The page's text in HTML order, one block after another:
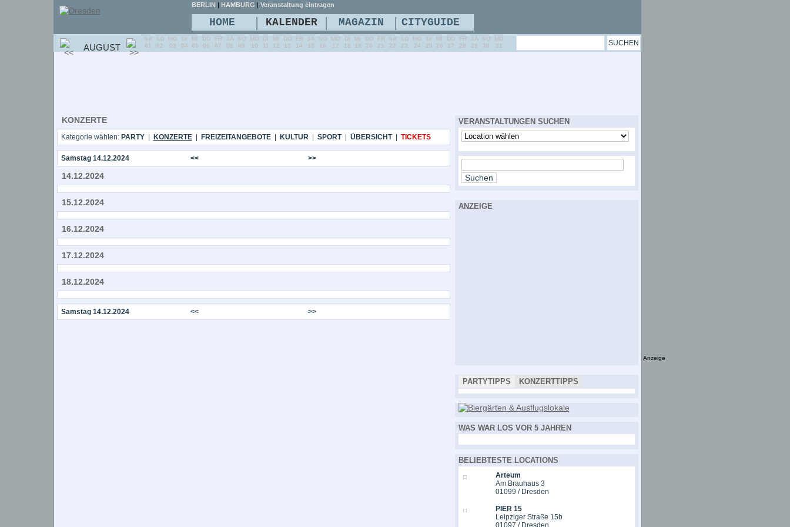
KONZERTE
Kategorie wählen: PARTY| KONZERTE| FREIZEITANGEBOTE| KULTUR| SPORT| ÜBERSICHT| TICKETS
Samstag 14.12.2024 << >>
14.12.2024
15.12.2024
16.12.2024
17.12.2024
18.12.2024
Samstag 14.12.2024 << >>
VERANSTALTUNGEN SUCHEN
ANZEIGE
PARTYTIPPS KONZERTTIPPS
WAS WAR LOS VOR 5 JAHREN
BELIEBTESTE LOCATIONS
Arteum
Am Brauhaus 3
01099 / Dresden
PIER 15
Leipziger Straße 15b
01097 / Dresden
BERLIN | HAMBURG | Veranstaltung eintragen
HOME | KALENDER | MAGAZIN | CITYGUIDE
AUGUST
SA
01
SO
02
MO
03
DI
04
MI
05
DO
06
FR
07
SA
08
SO
09
MO
10
DI
11
MI
12
DO
13
FR
14
SA
15
SO
16
MO
17
DI
18
MI
19
DO
20
FR
21
SA
22
SO
23
MO
24
DI
25
MI
26
DO
27
FR
28
SA
29
SO
30
MO
31
Anzeige